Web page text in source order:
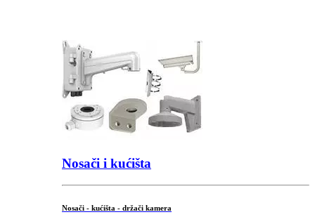
Nosači i kućišta
Nosači - kućišta - držači kamera